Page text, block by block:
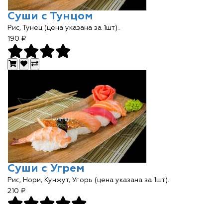
Суши с Тунцом
Рис, Тунец (цена указана за 1шт)..
190 ₽
Суши с Угрем
Рис, Нори, Кунжут, Угорь (цена указана за 1шт)..
210 ₽